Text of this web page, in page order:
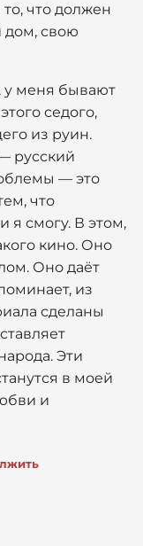
что должен
дом, свою
у меня бывают
седого,
из руин.
русский
— это
что
я смогу. В этом,
кино. Оно
Оно даёт
из
сделаны
Эти
в моей
и